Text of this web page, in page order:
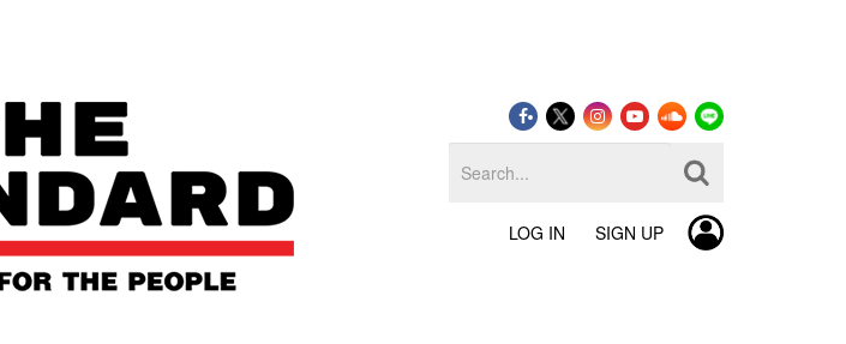
LOG IN SIGN UP